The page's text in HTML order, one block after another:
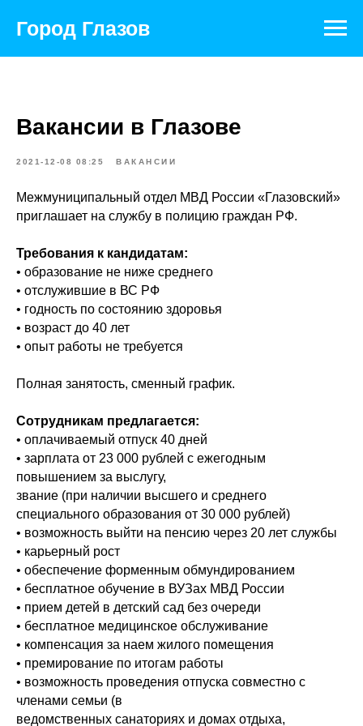
Город Глазов
Вакансии в Глазове
2021-12-08 08:25 ВАКАНСИИ
Межмуниципальный отдел МВД России «Глазовский»
приглашает на службу в полицию граждан РФ.
Требования к кандидатам:
• образование не ниже среднего
• отслужившие в ВС РФ
• годность по состоянию здоровья
• возраст до 40 лет
• опыт работы не требуется
Полная занятость, сменный график.
Сотрудникам предлагается:
• оплачиваемый отпуск 40 дней
• зарплата от 23 000 рублей с ежегодным
повышением за выслугу,
звание (при наличии высшего и среднего
специального образования от 30 000 рублей)
• возможность выйти на пенсию через 20 лет службы
• карьерный рост
• обеспечение форменным обмундированием
• бесплатное обучение в ВУЗах МВД России
• прием детей в детский сад без очереди
• бесплатное медицинское обслуживание
• компенсация за наем жилого помещения
• премирование по итогам работы
• возможность проведения отпуска совместно с
членами семьи (в
ведомственных санаториях и домах отдыха,